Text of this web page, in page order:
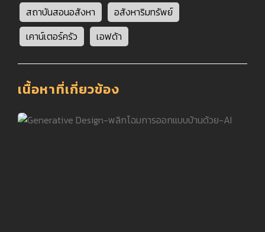
สถาบันสอนอสังหา
อสังหาริมทรัพย์
เคาน์เตอร์ครัว
เอฟด้า
เนื้อหาที่เกี่ยวข้อง